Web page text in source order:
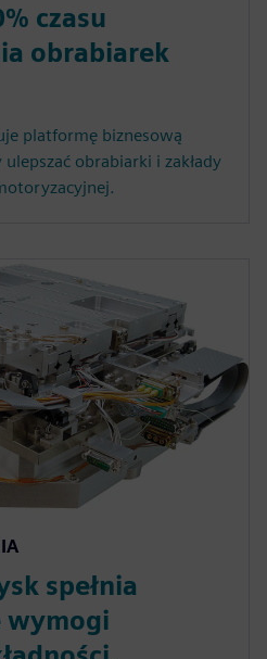
czasu
obrabiarek
platformę biznesową
obrabiarki i zakłady
spełnia
wymogi